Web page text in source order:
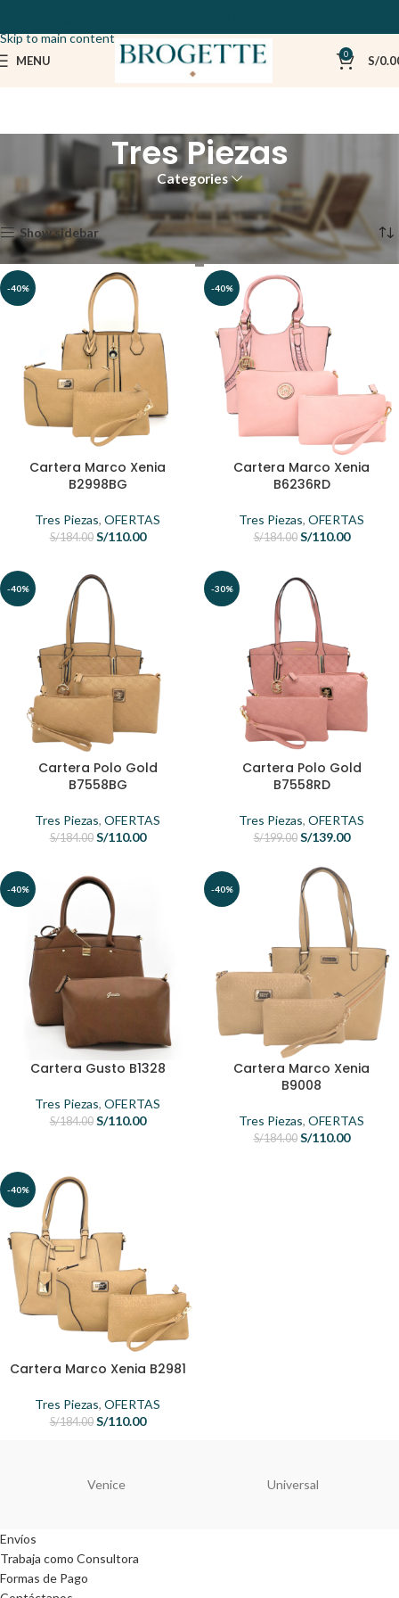
Skip to main content
MENU 0 S/
Tres Piezas
Categories
Inicio CARTERAS Tres Piezas Mostrando los 7 resultados
Show sidebar
-40%
Cartera Marco Xenia
B2998BG
Tres Piezas, OFERTAS
S/184.00 S/110.00
-40%
Cartera Marco Xenia
B6236RD
Tres Piezas, OFERTAS
S/184.00 S/110.00
-40%
Cartera Polo Gold
B7558BG
Tres Piezas, OFERTAS
S/184.00 S/110.00
-30%
Cartera Polo Gold
B7558RD
Tres Piezas, OFERTAS
S/199.00 S/139.00
-40%
Cartera Gusto B1328
Tres Piezas, OFERTAS
S/184.00 S/110.00
-40%
Cartera Marco Xenia
B9008
Tres Piezas, OFERTAS
S/184.00 S/110.00
-40%
Cartera Marco Xenia B2981
Tres Piezas, OFERTAS
S/184.00 S/110.00
Venice Universal
Envíos
Trabaja como Consultora
Formas de Pago